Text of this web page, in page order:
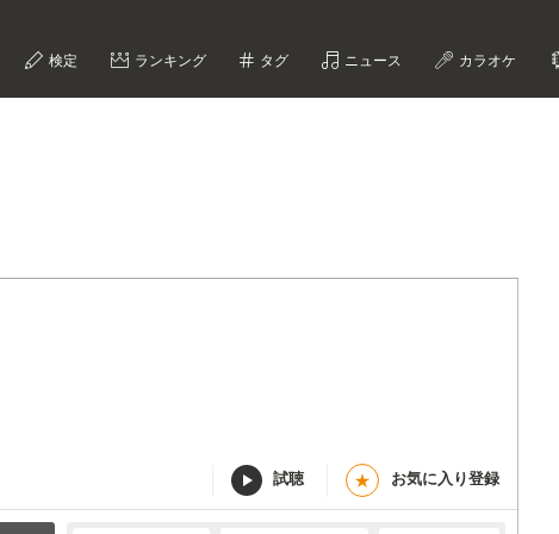
検定 ランキング タグ ニュース カラオケ
試聴 ★ お気に入り登録